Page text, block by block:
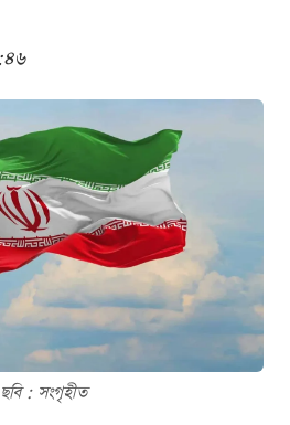
ছবি : সংগৃহীত